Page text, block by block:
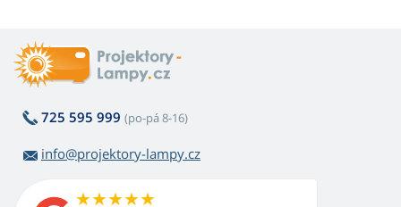
725 595 999 (po-pá 8-16)
info@projektory-lampy.cz